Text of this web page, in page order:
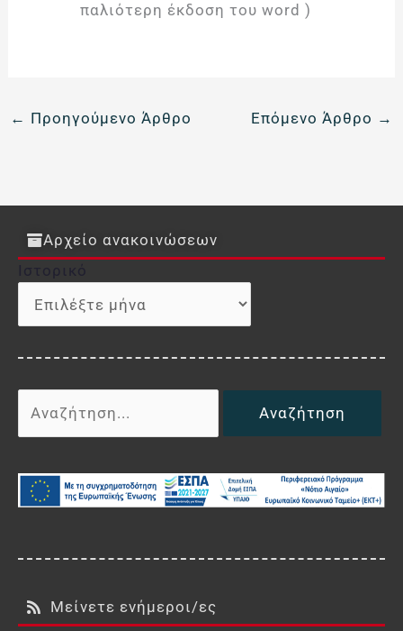
παλιότερη έκδοση του word )
← Προηγούμενο Άρθρο Επόμενο Άρθρο →
Αρχείο ανακοινώσεων
για:
Μείνετε ενήμεροι/ες